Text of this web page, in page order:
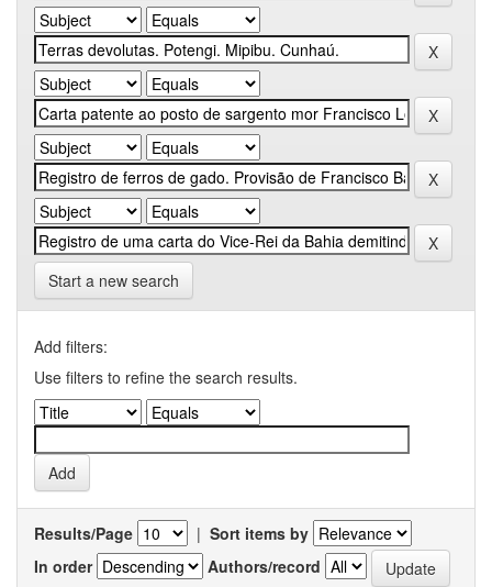
Start a new search
Add filters:
Use filters to refine the search results.
Results/Page | Sort items by
In order
Authors/record